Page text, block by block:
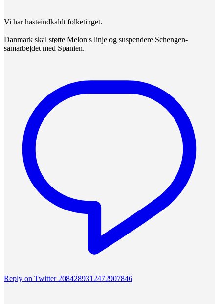
Vi har hasteindkaldt folketinget.
Danmark skal støtte Melonis linje og suspendere Schengen-
samarbejdet med Spanien.
Reply on Twitter 2084289312472907846